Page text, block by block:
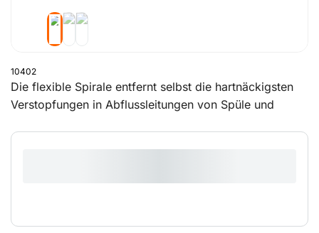
10402
Die flexible Spirale entfernt selbst die hartnäckigsten
Verstopfungen in Abflussleitungen von Spüle und